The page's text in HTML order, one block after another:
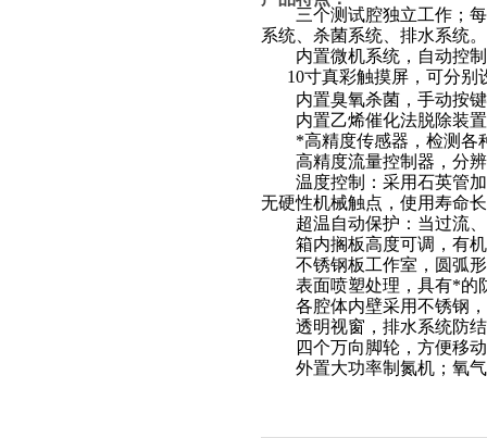
三个测试腔独立工作；每
系统、杀菌系统、排水系统。
内置微机系统，自动控制
10寸真彩触摸屏，可分别
内置臭氧杀菌，手动按键
内置乙烯催化法脱除装置
*高精度传感器，检测各
高精度流量控制器，分辨
温度控制：采用石英管加
无硬性机械触点，使用寿命
超温自动保护：当过流、
箱内搁板高度可调，有机
不锈钢板工作室，圆弧形
表面喷塑处理，具有*的
各腔体内壁采用不锈钢，
透明视窗，排水系统防结
四个万向脚轮，方便移动
外置大功率制氮机；氧气